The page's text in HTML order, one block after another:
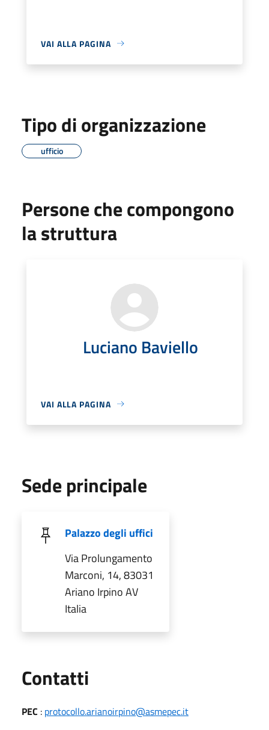
VAI ALLA PAGINA
Tipo di organizzazione
ufficio
Persone che compongono
la struttura
Luciano Baviello
VAI ALLA PAGINA
Sede principale
Palazzo degli uffici
Via Prolungamento
Marconi, 14, 83031
Ariano Irpino AV
Italia
Contatti
PEC : protocollo.arianoirpino@asmepec.it